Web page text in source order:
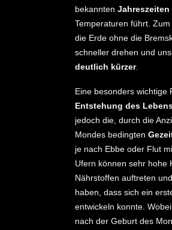
bekannten Jahreszeiten
Temperaturen führt.
die Erde ohne die
schneller drehen und
deutlich kürzer.
Eine besonders wichtige
Entstehung des
jedoch die, durch die
Mondes bedingten
je nach Ebbe oder Flut
Ufern können sehr hohe
Nährstoffen auftreten
haben, dass sich ein
entwickeln konnte.
nach der Geburt des